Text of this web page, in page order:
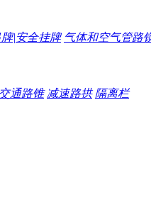
|安全挂牌 气体和空气管路
交通路锥 减速路拱 隔离栏